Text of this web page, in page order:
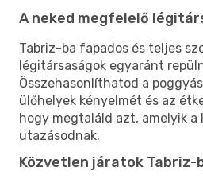
A neked megfelelő
Tabriz-ba fapados és teljes
légitársaságok egyaránt
Összehasonlíthatod a
ülőhelyek kényelmét és az
hogy megtaláld azt, amelyik a
utazásodnak.
Közvetlen járatok Tabriz-